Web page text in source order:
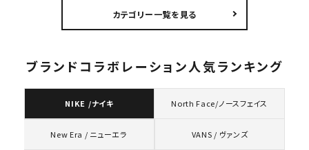
シックロゴ 6パネルキ
ャップ ブラック
カテゴリー一覧を見る
ブランドコラボレーション人気ランキング
NIKE /ナイキ North Face/ノースフェイス
New Era / ニューエラ VANS / ヴァンズ